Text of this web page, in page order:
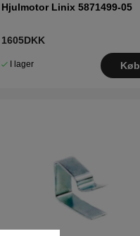
Hjulmotor Linix 5871499-05
1605DKK
I lager Køb